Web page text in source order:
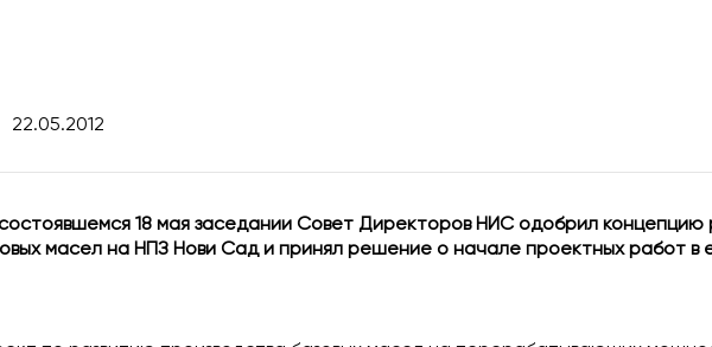
22.05.2012
18 мая заседании Совет Директоров НИС одобрил концепцию
масел на НПЗ Нови Сад и принял решение о начале проектных работ в